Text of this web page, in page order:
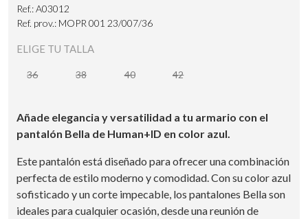
Ref.: A03012
Ref. prov.: MOPR 001 23/007/36
ELIGE TU TALLA
36 38 40 42
Añade elegancia y versatilidad a tu armario con el
pantalón Bella de Human+ID en color azul.
Este pantalón está diseñado para ofrecer una combinación
perfecta de estilo moderno y comodidad. Con su color azul
sofisticado y un corte impecable, los pantalones Bella son
ideales para cualquier ocasión, desde una reunión de